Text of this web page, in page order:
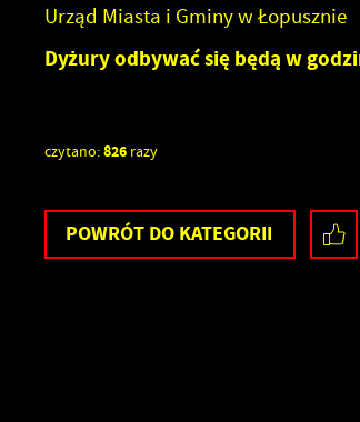
Urząd Miasta i Gminy w Łopusznie
Dyżury odbywać się będą w
czytano:826razy
POWRÓT DO KATEGORII